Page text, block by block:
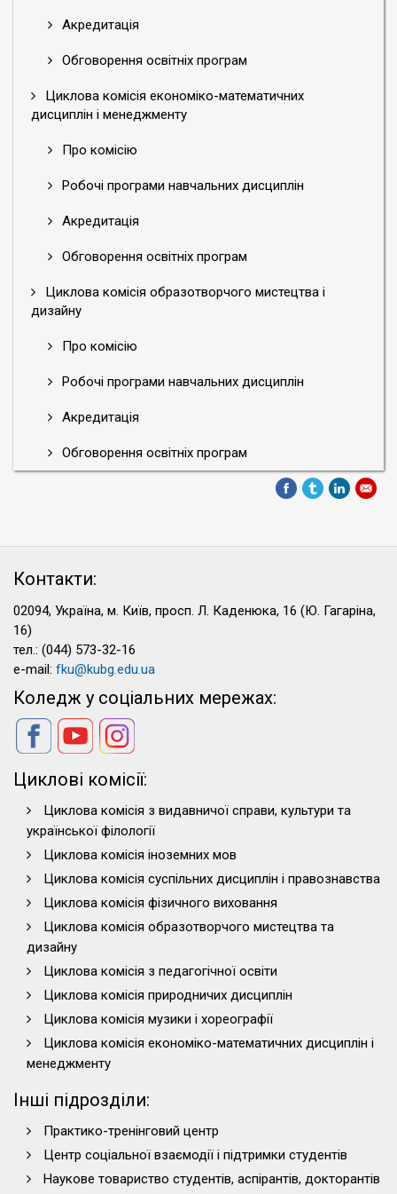
Акредитація
Обговорення освітніх програм
Циклова комісія економіко-математичних
дисциплін і менеджменту
Про комісію
Робочі програми навчальних дисциплін
Акредитація
Обговорення освітніх програм
Циклова комісія образотворчого мистецтва і
дизайну
Про комісію
Робочі програми навчальних дисциплін
Акредитація
Обговорення освітніх програм
Контакти:
02094, Україна, м. Київ, просп. Л. Каденюка, 16 (Ю. Гагаріна,
16)
тел.: (044) 573-32-16
e-mail: fku@kubg.edu.ua
Коледж у соціальних мережах:
Циклові комісії:
Циклова комісія з видавничої справи, культури та
української філології
Циклова комісія іноземних мов
Циклова комісія суспільних дисциплін і правознавства
Циклова комісія фізичного виховання
Циклова комісія образотворчого мистецтва та
дизайну
Циклова комісія з педагогічної освіти
Циклова комісія природничих дисциплін
Циклова комісія музики і хореографії
Циклова комісія економіко-математичних дисциплін і
менеджменту
Інші підрозділи:
Практико-тренінговий центр
Центр соціальної взаємодії і підтримки студентів
Наукове товариство студентів, аспірантів, докторантів